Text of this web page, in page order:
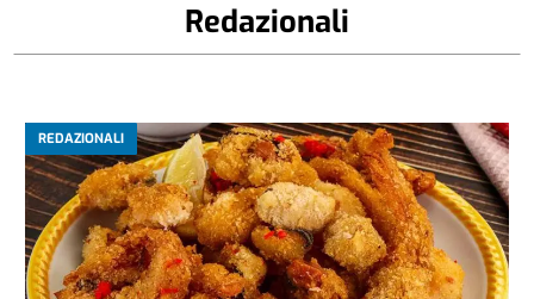
Redazionali
REDAZIONALI